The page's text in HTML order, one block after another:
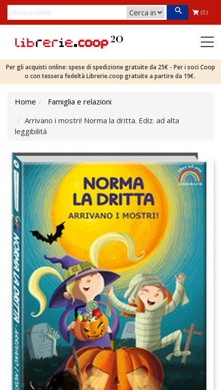
(0)
Per gli acquisti online: spese di spedizione gratuite da 25€ - Per i soci Coop
o con tessera fedeltà Librerie.coop gratuite a partire da 19€.
Home
Famiglia e relazioni
Arrivano i mostri! Norma la dritta. Ediz. ad alta
leggibilità